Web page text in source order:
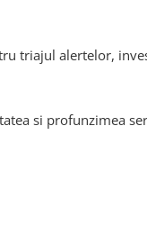
triajul alertelor,
si profunzimea